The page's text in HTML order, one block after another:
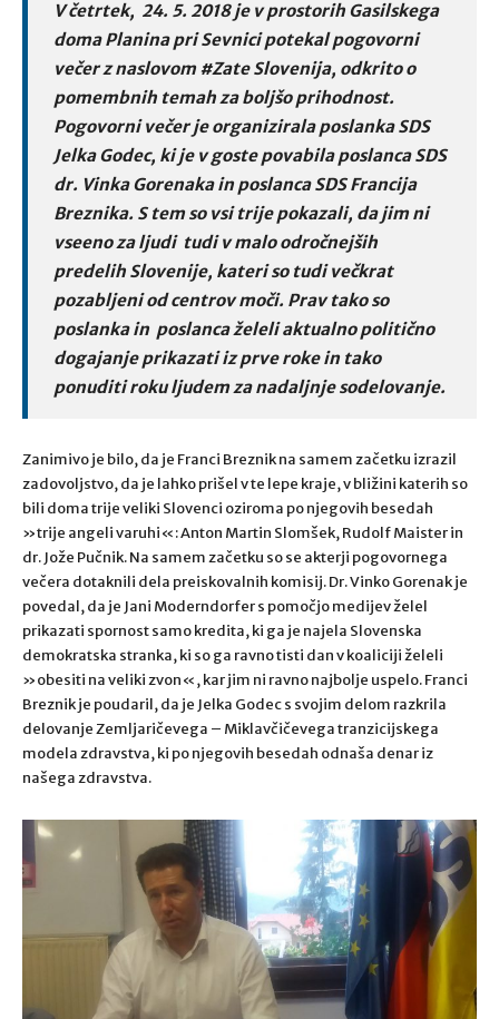
V četrtek, 24. 5. 2018 je v prostorih Gasilskega
doma Planina pri Sevnici potekal pogovorni
večer z naslovom #Zate Slovenija, odkrito o
pomembnih temah za boljšo prihodnost.
Pogovorni večer je organizirala poslanka SDS
Jelka Godec, ki je v goste povabila poslanca SDS
dr. Vinka Gorenaka in poslanca SDS Francija
Breznika. S tem so vsi trije pokazali, da jim ni
vseeno za ljudi tudi v malo odročnejših
predelih Slovenije, kateri so tudi večkrat
pozabljeni od centrov moči. Prav tako so
poslanka in poslanca želeli aktualno politično
dogajanje prikazati iz prve roke in tako
ponuditi roku ljudem za nadaljnje sodelovanje.
Zanimivo je bilo, da je Franci Breznik na samem začetku izrazil
zadovoljstvo, da je lahko prišel v te lepe kraje, v bližini katerih so
bili doma trije veliki Slovenci oziroma po njegovih besedah
»trije angeli varuhi«: Anton Martin Slomšek, Rudolf Maister in
dr. Jože Pučnik. Na samem začetku so se akterji pogovornega
večera dotaknili dela preiskovalnih komisij. Dr. Vinko Gorenak je
povedal, da je Jani Moderndorfer s pomočjo medijev želel
prikazati spornost samo kredita, ki ga je najela Slovenska
demokratska stranka, ki so ga ravno tisti dan v koaliciji želeli
»obesiti na veliki zvon«, kar jim ni ravno najbolje uspelo. Franci
Breznik je poudaril, da je Jelka Godec s svojim delom razkrila
delovanje Zemljaričevega – Miklavčičevega tranzicijskega
modela zdravstva, ki po njegovih besedah odnaša denar iz
našega zdravstva.